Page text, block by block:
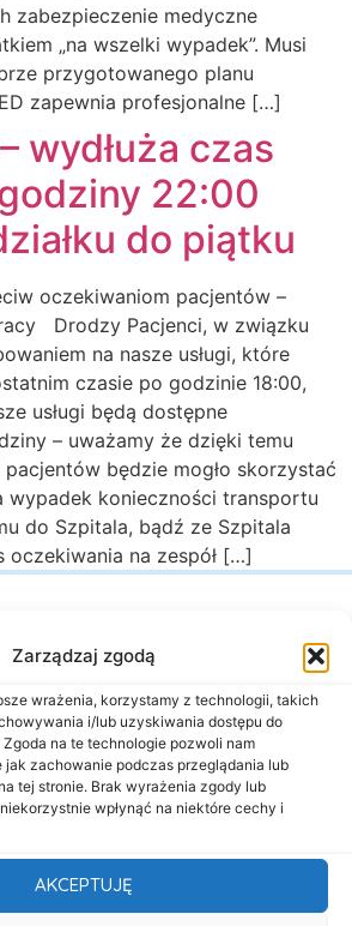
Zarządzaj zgodą
wrażenia, korzystamy z technologii, takich
i/lub uzyskiwania dostępu do
na te technologie pozwoli nam
zachowanie podczas przeglądania lub
tej stronie. Brak wyrażenia zgody lub
wpłynąć na niektóre cechy i
AKCEPTUJĘ
zabezpieczenie medyczne
„na wszelki wypadek”. Musi
przygotowanego planu
zapewnia profesjonalne […]
wydłuża czas
22:00
do piątku
oczekiwaniom pacjentów –
Drodzy Pacjenci, w związku
na nasze usługi, które
czasie po godzinie 18:00,
usługi będą dostępne
– uważamy że dzięki temu
będzie mogło skorzystać
wypadek konieczności transportu
do Szpitala, bądź ze Szpitala
oczekiwania na zespół […]
Piłsudskiego 143